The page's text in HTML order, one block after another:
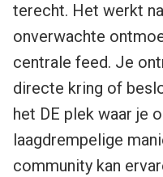
terecht. Het werkt
onverwachte
centrale feed. Je
directe kring of
het DE plek waar je
laagdrempelige
community kan